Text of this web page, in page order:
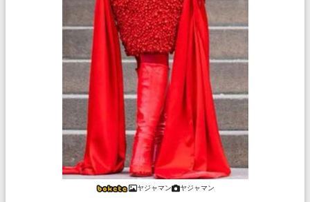
ヤジャマン ヤジャマン